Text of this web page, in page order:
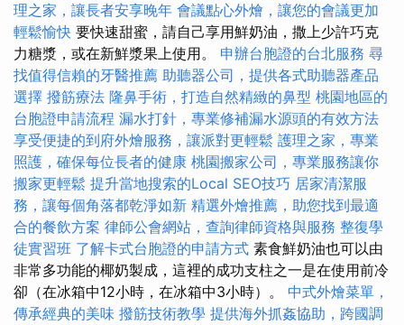
理之家，讓長者安享晚年 會議點心外燴，讓您的會議更加
輕鬆愉快 要快速甜蜜，請自己享用鮮奶油，撒上少許巧克
力糖漿，或在新鮮漿果上使用。 申辦台胞證的台北服務 尋
找值得信賴的牙醫推薦 助聽器公司，提供各式助聽器產品
選擇 撥筋療法 隆鼻手術，打造自然精緻的鼻型 桃園地區的
台胞證申請流程 漏水打針，專業修補漏水源頭的有效方法
享受便捷的到府外燴服務，讓派對更輕鬆 護理之家，專業
照護，確保每位長者的健康 桃園搬家公司，專業服務讓你
搬家更輕鬆 提升當地搜索的Local SEO技巧 居家清潔服
務，讓每個角落都乾淨如新 精選外燴推薦，助您找到最適
合的餐飲方案 律師公會網站，查詢律師資格與服務 整復學
徒實習班 了解卡式台胞證的申請方式 素食鮮奶油也可以由
非常多功能的椰奶製成，這裡的成功支柱之一是在使用前冷
卻（在冰箱中12小時，在冰箱中3小時）。 中式外燴菜單，
傳承經典的美味 撥筋技術教學 提供海外抓姦協助，跨國調